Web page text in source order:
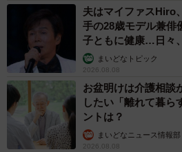
夫はマイファスHiro
手の28歳モデル兼俳
子ともに健康…日々
まいどなトピック
2026.08.08
お盆明けは介護相
したい「離れて暮ら
ントは？
まいどなニュース情報部
2026.08.08